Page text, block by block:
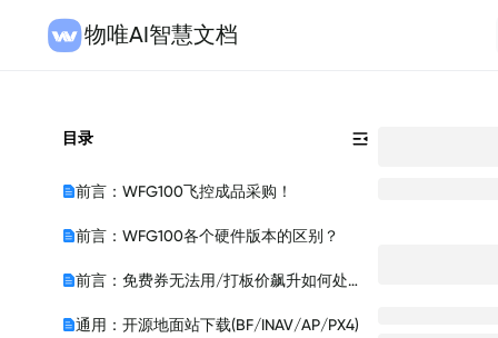
物唯AI智慧文档
目录
前言：WFG100飞控成品采购！
前言：WFG100各个硬件版本的区别？
前言：免费券无法用/打板价飙升如何处理？
通用：开源地面站下载(BF/INAV/AP/PX4)